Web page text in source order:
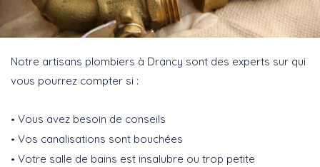
Notre artisans plombiers à Drancy sont des experts sur qui
vous pourrez compter si :
Vous avez besoin de conseils
Vos canalisations sont bouchées
Votre salle de bains est insalubre ou trop petite